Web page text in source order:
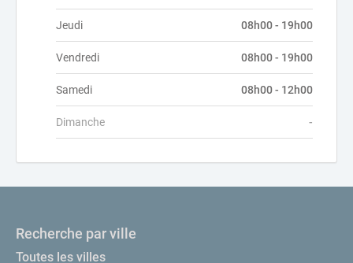
Jeudi 08h00 - 19h00
Vendredi 08h00 - 19h00
Samedi 08h00 - 12h00
Dimanche -
Recherche par ville
Toutes les villes